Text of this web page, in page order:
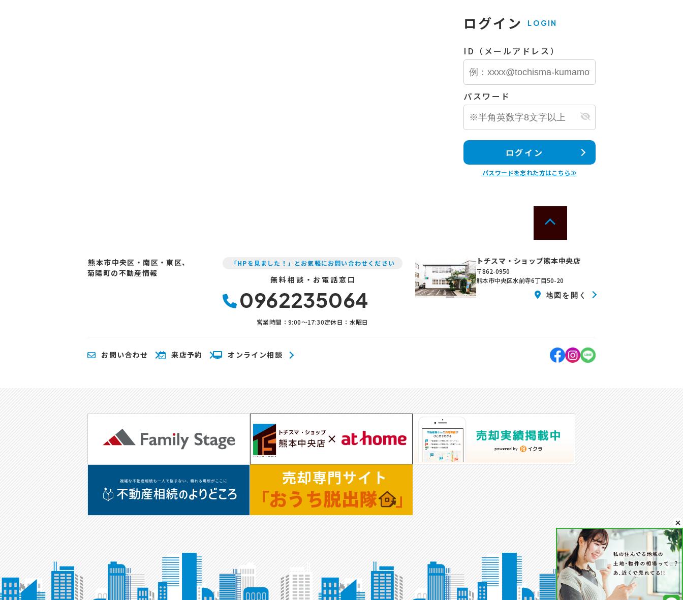
ログイン LOGIN
ID（メールアドレス）
パスワード
ログイン
パスワードを忘れた方はこちら≫
熊本市中央区・南区・東区、
菊陽町の不動産情報
「HPを見ました！」とお気軽にお問い合わせください
無料相談・お電話窓口
0962235064
営業時間：9:00〜17:30定休日：水曜日
トチスマ・ショップ熊本中央店
〒862-0950
熊本市中央区水前寺6丁目50-20
地図を開く
お問い合わせ 来店予約 オンライン相談